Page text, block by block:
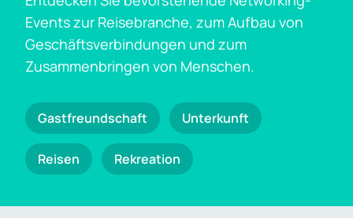
Events zur Reisebranche, zum Aufbau von
Geschäftsverbindungen und zum
Zusammenbringen von Menschen.
Gastfreundschaft Unterkunft
Reisen Rekreation